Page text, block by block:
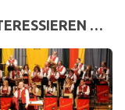
…